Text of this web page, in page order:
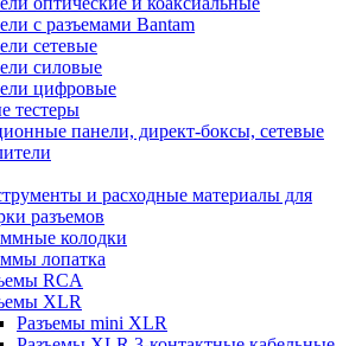
с разъемами Bantam
сетевые
силовые
цифровые
тестеры
панели, директ-боксы, сетевые
и расходные материалы для
разъемов
колодки
лопатка
RCA
XLR
Разъемы mini XLR